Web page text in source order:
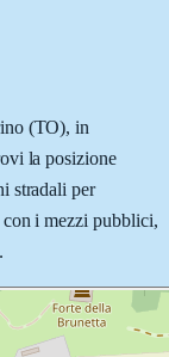
(TO), in
la posizione
stradali per
i mezzi pubblici,